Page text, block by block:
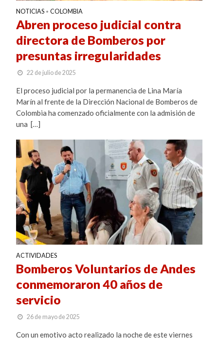
NOTICIAS • COLOMBIA
Abren proceso judicial contra
directora de Bomberos por
presuntas irregularidades
22 de julio de 2025
El proceso judicial por la permanencia de Lina María
Marín al frente de la Dirección Nacional de Bomberos de
Colombia ha comenzado oficialmente con la admisión de
una […]
ACTIVIDADES
Bomberos Voluntarios de Andes
conmemoraron 40 años de
servicio
26 de mayo de 2025
Con un emotivo acto realizado la noche de este viernes